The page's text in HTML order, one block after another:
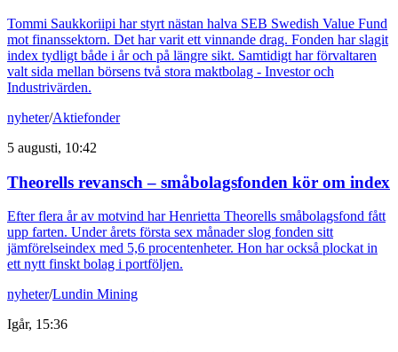
Tommi Saukkoriipi har styrt nästan halva SEB Swedish Value Fund
mot finanssektorn. Det har varit ett vinnande drag. Fonden har slagit
index tydligt både i år och på längre sikt. Samtidigt har förvaltaren
valt sida mellan börsens två stora maktbolag - Investor och
Industrivärden.
nyheter/Aktiefonder
5 augusti, 10:42
Theorells revansch – småbolagsfonden kör om index
Efter flera år av motvind har Henrietta Theorells småbolagsfond fått
upp farten. Under årets första sex månader slog fonden sitt
jämförelseindex med 5,6 procentenheter. Hon har också plockat in
ett nytt finskt bolag i portföljen.
nyheter/Lundin Mining
Igår, 15:36